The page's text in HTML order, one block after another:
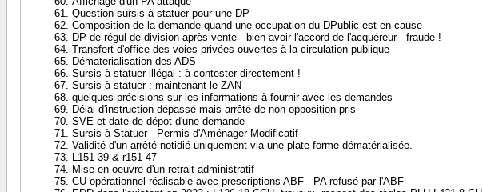
Question sursis à statuer pour une DP
Composition de la demande quand une occupation du DPublic est en cause
DP de régul de division après vente - bien avoir l'accord de l'acquéreur - fraude !
Transfert d'office des voies privées ouvertes à la circulation publique
Dématerialisation des ADS
Sursis à statuer illégal : à contester directement !
Sursis à statuer : maintenant le ZAN
quelques précisions sur les informations à fournir avec les demandes
Délai d'instruction dépassé mais arrêté de non opposition pris
SVE et date de dépot d'une demande
Sursis à Statuer - Permis d'Aménager Modificatif
Validité d'un arrêté notidié uniquement via une plate-forme dématérialisée.
L151-39 & r151-47
Mise en oeuvre d'un retrait administratif
CU opérationnel réalisable avec prescriptions ABF - PA refusé par l'ABF